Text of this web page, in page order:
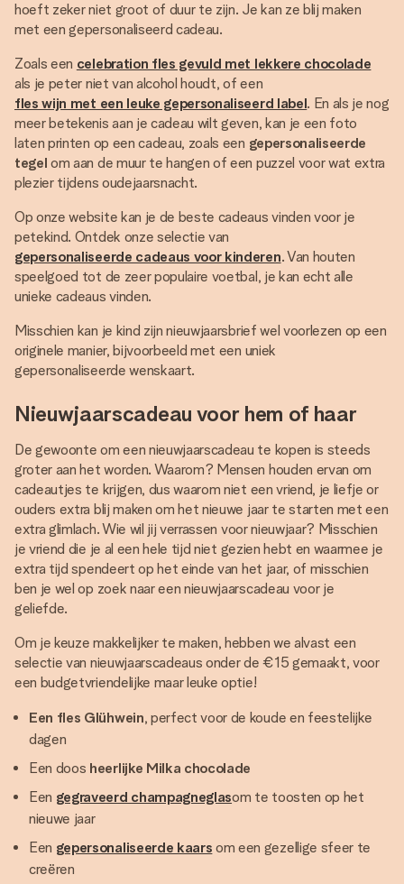
hoeft zeker niet groot of duur te zijn. Je kan ze blij maken
met een gepersonaliseerd cadeau.
Zoals een celebration fles gevuld met lekkere chocolade
als je peter niet van alcohol houdt, of een
fles wijn met een leuke gepersonaliseerd label. En als je nog
meer betekenis aan je cadeau wilt geven, kan je een foto
laten printen op een cadeau, zoals een gepersonaliseerde
tegel om aan de muur te hangen of een puzzel voor wat extra
plezier tijdens oudejaarsnacht.
Op onze website kan je de beste cadeaus vinden voor je
petekind. Ontdek onze selectie van
gepersonaliseerde cadeaus voor kinderen. Van houten
speelgoed tot de zeer populaire voetbal, je kan echt alle
unieke cadeaus vinden.
Misschien kan je kind zijn nieuwjaarsbrief wel voorlezen op een
originele manier, bijvoorbeeld met een uniek
gepersonaliseerde wenskaart.
Nieuwjaarscadeau voor hem of haar
De gewoonte om een nieuwjaarscadeau te kopen is steeds
groter aan het worden. Waarom? Mensen houden ervan om
cadeautjes te krijgen, dus waarom niet een vriend, je liefje or
ouders extra blij maken om het nieuwe jaar te starten met een
extra glimlach. Wie wil jij verrassen voor nieuwjaar? Misschien
je vriend die je al een hele tijd niet gezien hebt en waarmee je
extra tijd spendeert op het einde van het jaar, of misschien
ben je wel op zoek naar een nieuwjaarscadeau voor je
geliefde.
Om je keuze makkelijker te maken, hebben we alvast een
selectie van nieuwjaarscadeaus onder de €15 gemaakt, voor
een budgetvriendelijke maar leuke optie!
Een fles Glühwein, perfect voor de koude en feestelijke
dagen
Een doos heerlijke Milka chocolade
Een gegraveerd champagneglasom te toosten op het
nieuwe jaar
Een gepersonaliseerde kaars om een gezellige sfeer te
creëren